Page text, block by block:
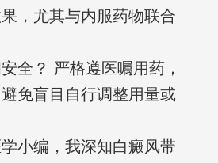
，尤其与内服药物联合
全？ 严格遵医嘱用药，
免盲目自行调整用量或
小编，我深知白癜风带